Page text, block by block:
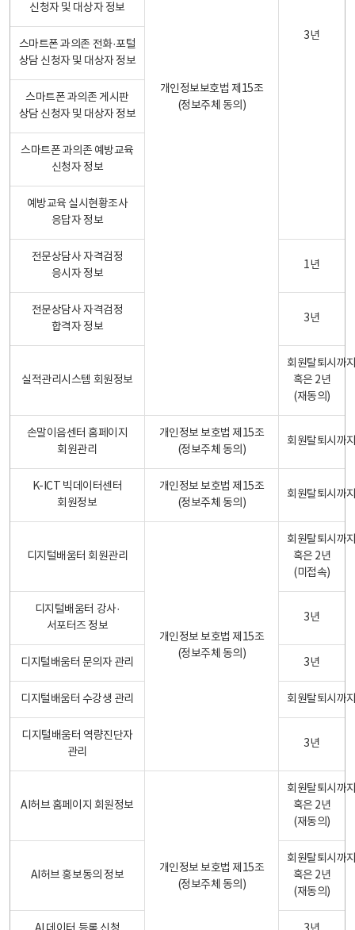
개인정보보호법 제15조
(정보주체 동의)
3년
신청자 및 대상자 정보
스마트폰 과의존 전화·포털
상담 신청자 및 대상자 정보
스마트폰 과의존 게시판
상담 신청자 및 대상자 정보
스마트폰 과의존 예방교육
신청자 정보
예방교육 실시현황조사
응답자 정보
전문상담사 자격검정
응시자 정보
1년
전문상담사 자격검정
합격자 정보
3년
실적관리시스템 회원정보
회원탈퇴시까
혹은 2년
(재동의)
손말이음센터 홈페이지
회원관리
개인정보 보호법 제15조
(정보주체 동의)
회원탈퇴시까
K-ICT 빅데이터센터
회원정보
개인정보 보호법 제15조
(정보주체 동의)
회원탈퇴시까
디지털배움터 회원관리
개인정보 보호법 제15조
(정보주체 동의)
회원탈퇴시까
혹은 2년
(미접속)
디지털배움터 강사·
서포터즈 정보
3년
디지털배움터 문의자 관리 3년
디지털배움터 수강생 관리 회원탈퇴시까
디지털배움터 역량진단자
관리
3년
AI허브 홈페이지 회원정보
개인정보 보호법 제15조
(정보주체 동의)
회원탈퇴시까
혹은 2년
(재동의)
AI허브 홍보동의 정보
회원탈퇴시까
혹은 2년
(재동의)